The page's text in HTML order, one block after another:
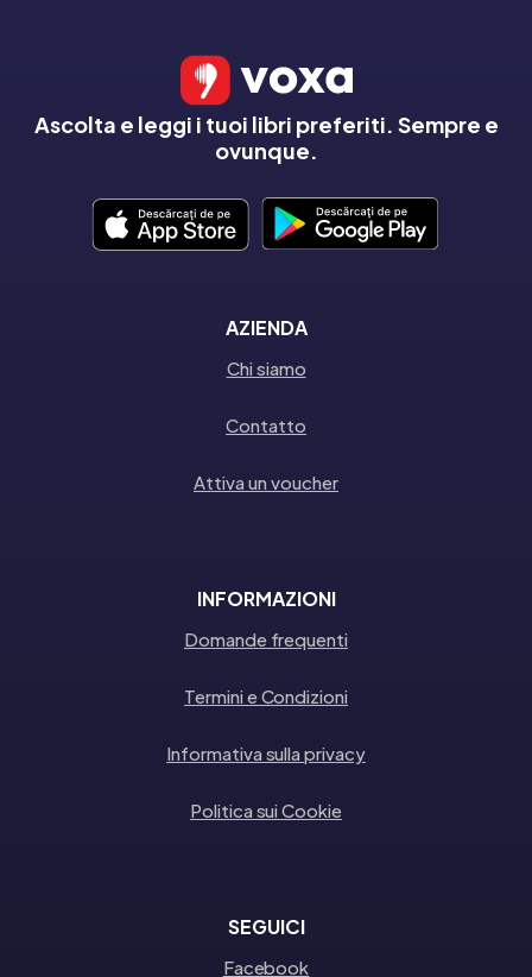
Ascolta e leggi i tuoi libri preferiti. Sempre e
ovunque.
AZIENDA
Chi siamo
Contatto
Attiva un voucher
INFORMAZIONI
Domande frequenti
Termini e Condizioni
Informativa sulla privacy
Politica sui Cookie
SEGUICI
Facebook